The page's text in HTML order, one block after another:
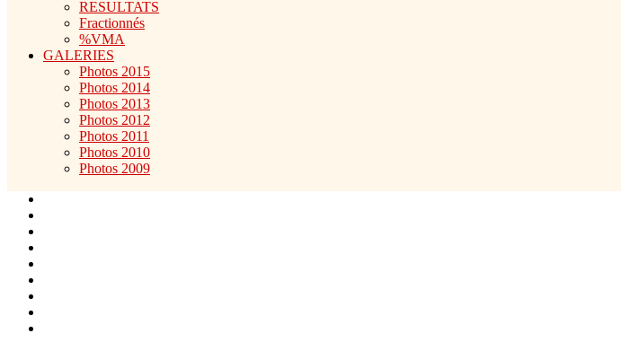
RESULTATS
Fractionnés
%VMA
GALERIES
Photos 2015
Photos 2014
Photos 2013
Photos 2012
Photos 2011
Photos 2010
Photos 2009